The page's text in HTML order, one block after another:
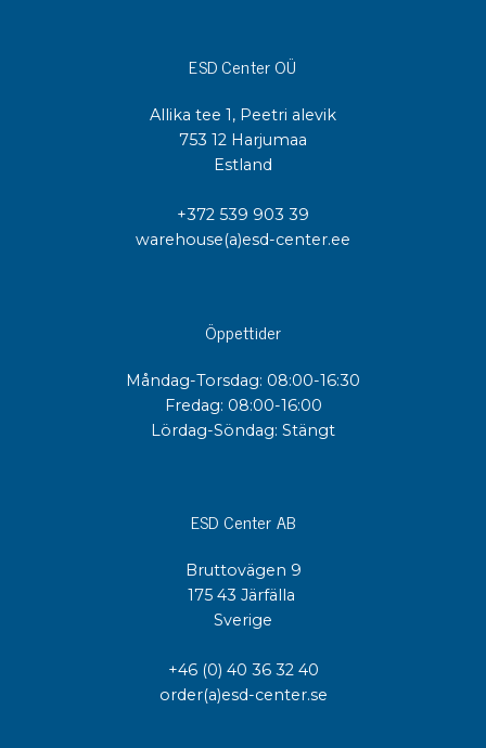
ESD Center OÜ
Allika tee 1, Peetri alevik
753 12 Harjumaa
Estland
+372 539 903 39
warehouse(a)esd-center.ee
Öppettider
Måndag-Torsdag: 08:00-16:30
Fredag: 08:00-16:00
Lördag-Söndag: Stängt
ESD Center AB
Bruttovägen 9
175 43 Järfälla
Sverige
+46 (0) 40 36 32 40
order(a)esd-center.se